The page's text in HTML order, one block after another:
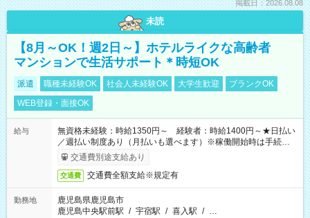
掲載日：2026.08.08
未読
【8月～OK！週2日～】ホテルライクな高齢者
マンションで生活サポート＊時短OK
派遣 職種未経験OK 社会人未経験OK 大学生歓迎
ブランクOK
WEB登録・面接OK
給与
無資格未経験：時給1350円～ 経験者：時給1400円～★日払い
／週払い制度あり（月払いも選べます）※稼働開始時は手続き完
了次第のお支払いとなります。
交通費別途支給あり
交通費 交通費全額支給※規定有
勤務地
鹿児島県鹿児島市
鹿児島中央駅前駅 / 宇宿駅 / 喜入駅 / …